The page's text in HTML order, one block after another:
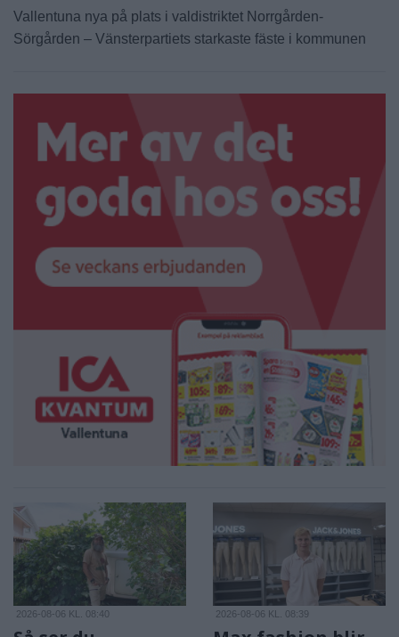
Vallentuna nya på plats i valdistriktet Norrgården-
Sörgården – Vänsterpartiets starkaste fäste i kommunen
2026-08-06 KL. 08:40 2026-08-06 KL. 08:39